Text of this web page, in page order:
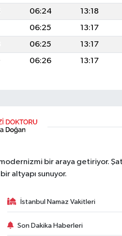
06:24 13:18
06:25 13:17
06:25 13:17
06:26 13:17
bir araya getiriyor.
altyapı sunuyor.
İstanbul Namaz Vakitleri
Son Dakika Haberleri